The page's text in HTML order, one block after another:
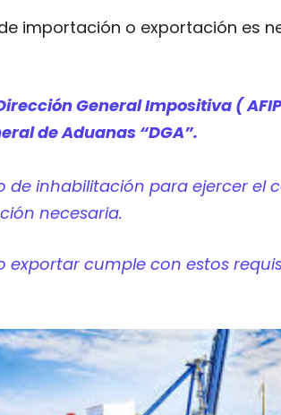
importación o exportación es
General Impositiva (
de Aduanas “DGA”.
de inhabilitación para ejercer el
necesaria.
exportar cumple con estos